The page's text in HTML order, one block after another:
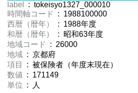
label
: tokeisyo1327_000010
時間軸コード
: 1988100000
西暦（暦年）
: 1988年度
和暦（暦年）
: 昭和63年度
地域コード
: 26000
地域 : 京都府
項目
: 被保険者（年度末現在）
数値 : 171149
単位 : 人